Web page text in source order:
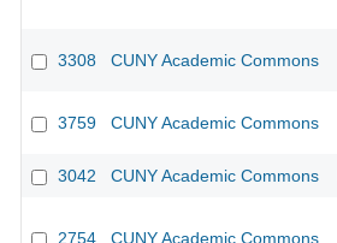
3308 CUNY Academic Commons
3759 CUNY Academic Commons
3042 CUNY Academic Commons
2754 CUNY Academic Commons